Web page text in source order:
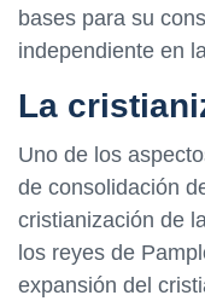
bases para su
independiente en
La
Uno de los
de consolidación
cristianización de
los reyes de
expansión del